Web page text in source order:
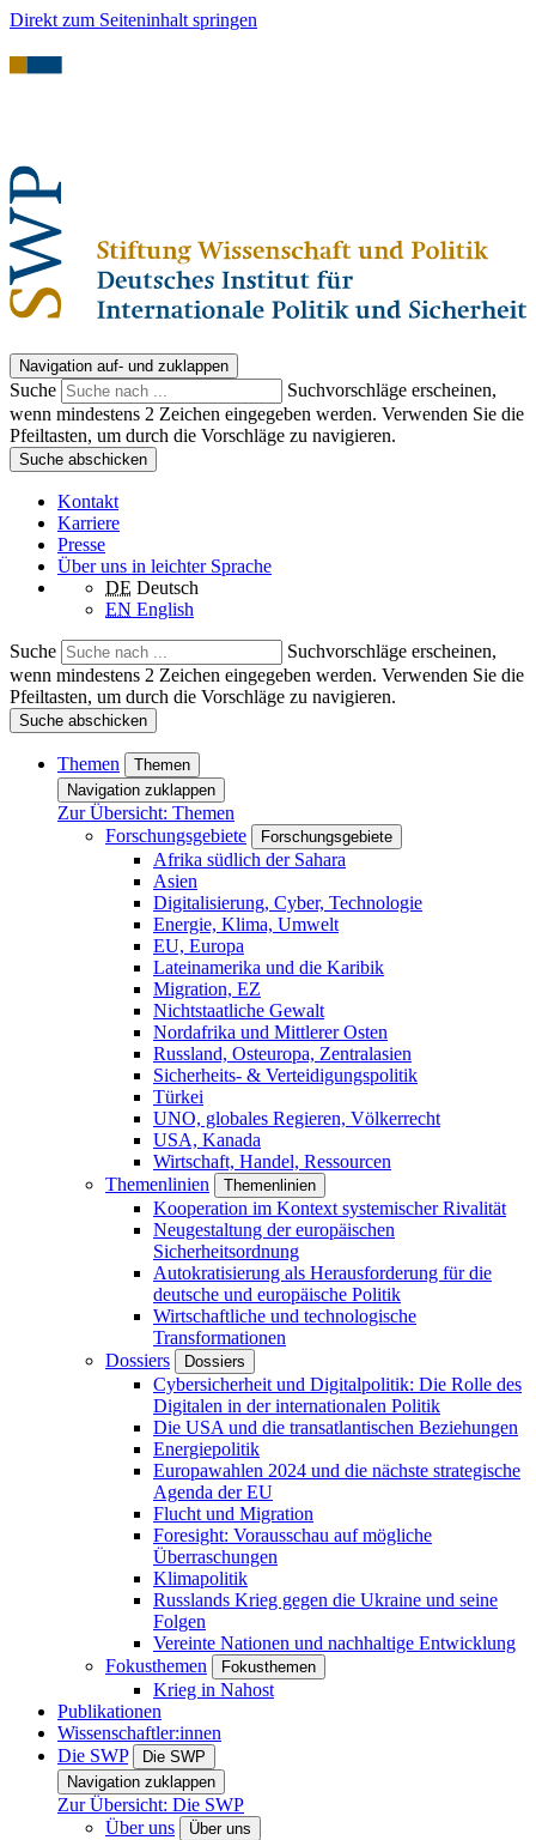
Direkt zum Seiteninhalt springen
Navigation auf- und zuklappen
Suche
Suchvorschläge erscheinen,
wenn mindestens 2 Zeichen eingegeben werden. Verwenden Sie die
Pfeiltasten, um durch die Vorschläge zu navigieren.
Suche abschicken
Kontakt
Karriere
Presse
Über uns in leichter Sprache
DE Deutsch
EN English
Suche
Suchvorschläge erscheinen,
wenn mindestens 2 Zeichen eingegeben werden. Verwenden Sie die
Pfeiltasten, um durch die Vorschläge zu navigieren.
Suche abschicken
Themen
Themen
Navigation zuklappen
Zur Übersicht: Themen
Forschungsgebiete
Forschungsgebiete
Afrika südlich der Sahara
Asien
Digitalisierung, Cyber, Technologie
Energie, Klima, Umwelt
EU, Europa
Lateinamerika und die Karibik
Migration, EZ
Nichtstaatliche Gewalt
Nordafrika und Mittlerer Osten
Russland, Osteuropa, Zentralasien
Sicherheits- & Verteidigungspolitik
Türkei
UNO, globales Regieren, Völkerrecht
USA, Kanada
Wirtschaft, Handel, Ressourcen
Themenlinien
Themenlinien
Kooperation im Kontext systemischer Rivalität
Neugestaltung der europäischen
Sicherheitsordnung
Autokratisierung als Herausforderung für die
deutsche und europäische Politik
Wirtschaftliche und technologische
Transformationen
Dossiers
Dossiers
Cybersicherheit und Digitalpolitik: Die Rolle des
Digitalen in der internationalen Politik
Die USA und die transatlantischen Beziehungen
Energiepolitik
Europawahlen 2024 und die nächste strategische
Agenda der EU
Flucht und Migration
Foresight: Vorausschau auf mögliche
Überraschungen
Klimapolitik
Russlands Krieg gegen die Ukraine und seine
Folgen
Vereinte Nationen und nachhaltige Entwicklung
Fokusthemen
Fokusthemen
Krieg in Nahost
Publikationen
Wissenschaftler:innen
Die SWP
Die SWP
Navigation zuklappen
Zur Übersicht: Die SWP
Über uns
Über uns